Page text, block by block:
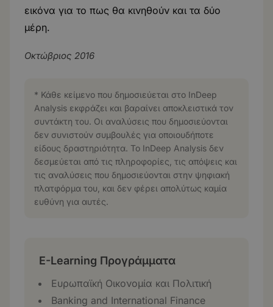
εικόνα για το πως θα κινηθούν και τα δύο
μέρη.
Οκτώβριος 2016
* Κάθε κείμενο που δημοσιεύεται στο InDeep
Analysis εκφράζει και βαραίνει αποκλειστικά τον
συντάκτη του. Οι αναλύσεις που δημοσιεύονται
δεν συνιστούν συμβουλές για οποιουδήποτε
είδους δραστηριότητα. Το InDeep Analysis δεν
δεσμεύεται από τις πληροφορίες, τις απόψεις και
τις αναλύσεις που δημοσιεύονται στην ψηφιακή
πλατφόρμα του, και δεν φέρει απολύτως καμία
ευθύνη για αυτές.
E-Learning Προγράμματα
Ευρωπαϊκή Οικονομία και Πολιτική
Banking and International Finance